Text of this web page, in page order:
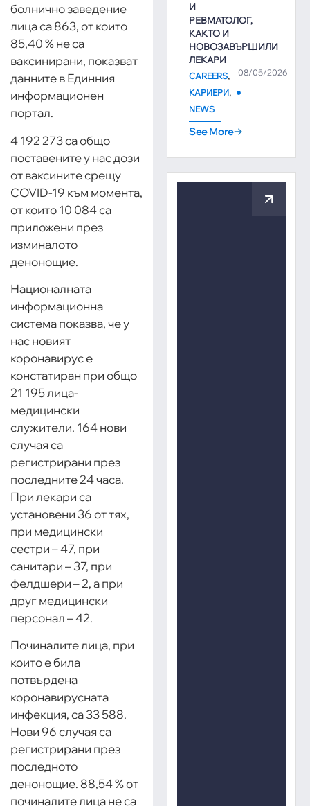
болнично заведение
лица са 863, от които
85,40 % не са
ваксинирани, показват
данните в Единния
информационен
портал.
4 192 273 са общо
поставените у нас дози
от ваксините срещу
COVID-19 към момента,
от които 10 084 са
приложени през
изминалото
денонощие.
Националната
информационна
система показва, че у
нас новият
коронавирус е
констатиран при общо
21 195 лица-
медицински
служители. 164 нови
случая са
регистрирани през
последните 24 часа.
При лекари са
установени 36 от тях,
при медицински
сестри – 47, при
санитари – 37, при
фелдшери – 2, а при
друг медицински
персонал – 42.
Починалите лица, при
които е била
потвърдена
коронавирусната
инфекция, са 33 588.
Нови 96 случая са
регистрирани през
последното
денонощие. 88,54 % от
починалите лица не са
И
РЕВМАТОЛОГ,
КАКТО И
НОВОЗАВЪРШИЛИ
ЛЕКАРИ
08/05/2026
CAREERS,
КАРИЕРИ,
NEWS
See More